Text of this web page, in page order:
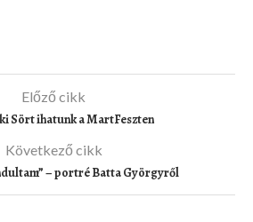
Előző cikk
Sört ihatunk a MartFeszten
Következő cikk
– portré Batta Györgyről